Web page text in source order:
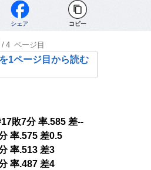
シェア コピー
/4 ページ目
1ページ目から読む
敗7分 率.585 差--
率.575 差0.5
率.513 差3
率.487 差4